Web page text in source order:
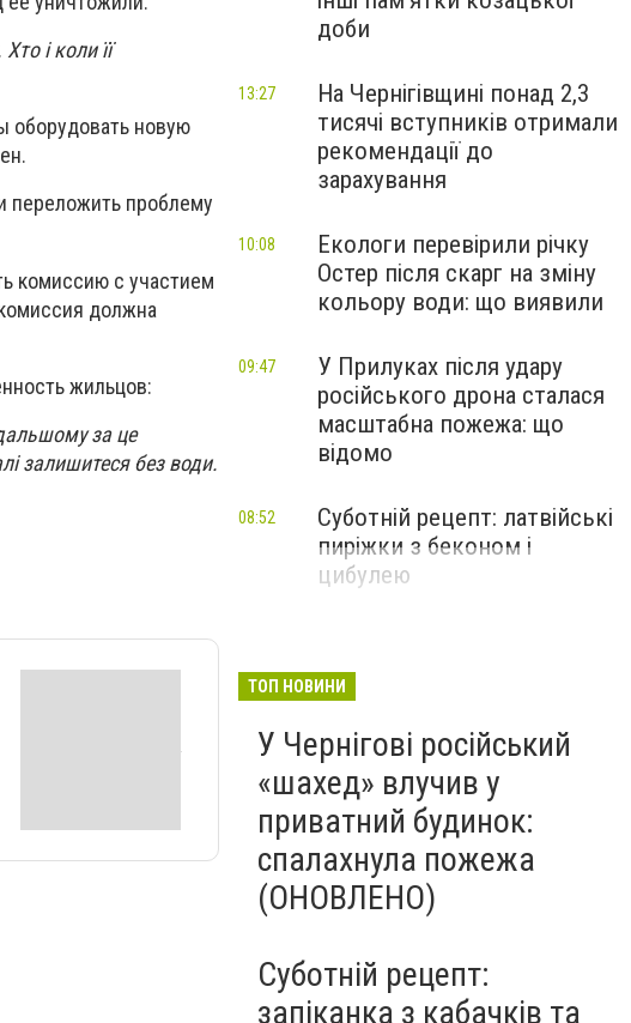
і коли її
оборудовать новую
переложить проблему
комиссию с участием
должна
жильцов:
за це
залишитеся без води.
доби
На Чернігівщині понад 2,3
тисячі вступників отримали
рекомендації до
зарахування
13:27
Екологи перевірили річку
Остер після скарг на зміну
кольору води: що виявили
10:08
У Прилуках після удару
російського дрона сталася
масштабна пожежа: що
відомо
09:47
Суботній рецепт: латвійські
пиріжки з беконом і
цибулею
08:52
ТОП НОВИНИ
У Чернігові російський
«шахед» влучив у
приватний будинок:
спалахнула пожежа
(ОНОВЛЕНО)
Суботній рецепт:
запіканка з кабачків та